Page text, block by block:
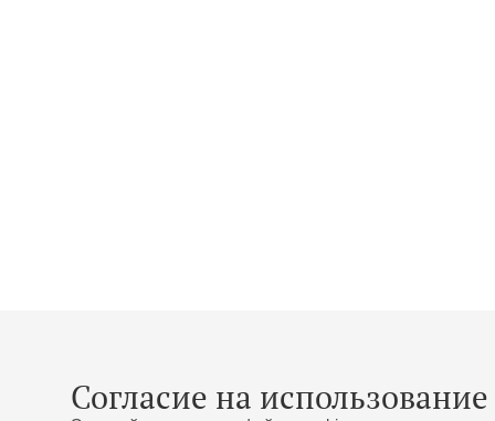
Согласие на